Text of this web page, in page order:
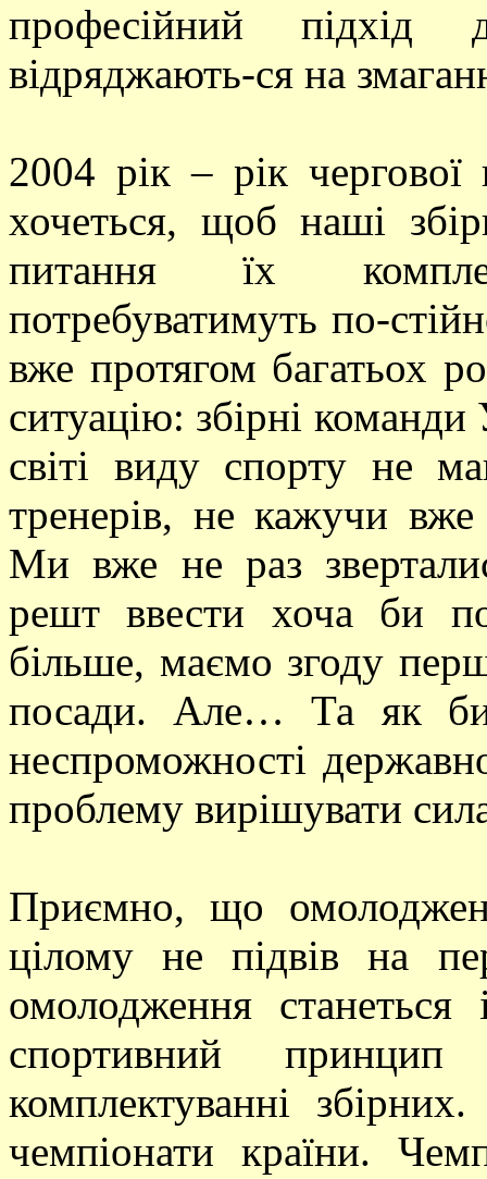
професійний підхід
відряджають-ся на
2004 рік – рік
хочеться, щоб наші
питання їх
потребуватимуть по-
вже протягом багатьох
ситуацію: збірні
світі виду спорту не
тренерів, не кажучи вже
Ми вже не раз
решт ввести хоча би
більше, маємо згоду
посади. Але… Та як
неспроможності
проблему вирішувати
Приємно, що
цілому не підвів на
омолодження станеться
спортивний
комплектуванні
чемпіонати країни.